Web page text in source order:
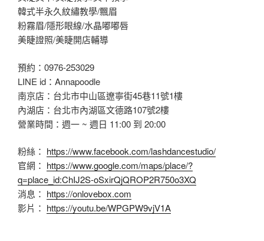
韓式半永久紋繡教學/飄眉
粉霧眉/隱形眼線/水晶嘟嘟唇
美睫證照/美睫開店輔導
預約：0976-253029
LINE id：Annapoodle
南京店：台北市中山區遼寧街45巷11號1樓
內湖店：台北市內湖區文德路107號2樓
營業時間：週一 ~ 週日 11:00 到 20:00
粉絲： https://www.facebook.com/lashdancestudio/
官網： https://www.google.com/maps/place/?
q=place_id:ChIJ2S-oSxirQjQROP2R750o3XQ
消息： https://onlovebox.com
影片： https://youtu.be/WPGPW9vjV1A